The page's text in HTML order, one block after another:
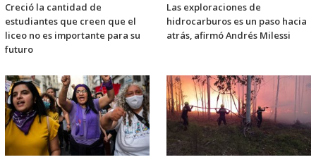
Creció la cantidad de
estudiantes que creen que el
liceo no es importante para su
futuro
Las exploraciones de
hidrocarburos es un paso hacia
atrás, afirmó Andrés Milessi